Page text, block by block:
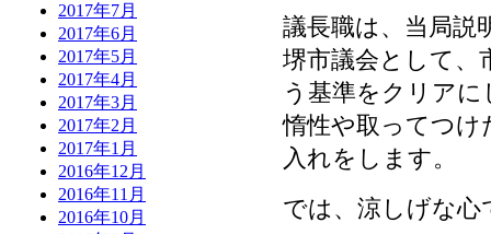
2017年7月
2017年6月
2017年5月
2017年4月
2017年3月
2017年2月
2017年1月
2016年12月
2016年11月
2016年10月
議長職は、当局説
堺市議会として、
う基準をクリア
惰性や取ってつけ
入れをします。
では、涼しげな